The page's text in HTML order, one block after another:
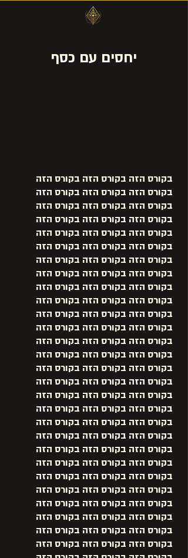
יחסים עם כסף
בקורס הזה בקורס הזה בקורס הזה
בקורס הזה בקורס הזה בקורס הזה
בקורס הזה בקורס הזה בקורס הזה
בקורס הזה בקורס הזה בקורס הזה
בקורס הזה בקורס הזה בקורס הזה
בקורס הזה בקורס הזה בקורס הזה
בקורס הזה בקורס הזה בקורס הזה
בקורס הזה בקורס הזה בקורס הזה
בקורס הזה בקורס הזה בקורס הזה
בקורס הזה בקורס הזה בקורס הזה
בקורס הזה בקורס הזה בקורס הזה
בקורס הזה בקורס הזה בקורס הזה
בקורס הזה בקורס הזה בקורס הזה
בקורס הזה בקורס הזה בקורס הזה
בקורס הזה בקורס הזה בקורס הזה
בקורס הזה בקורס הזה בקורס הזה
בקורס הזה בקורס הזה בקורס הזה
בקורס הזה בקורס הזה בקורס הזה
בקורס הזה בקורס הזה בקורס הזה
בקורס הזה בקורס הזה בקורס הזה
בקורס הזה בקורס הזה בקורס הזה
בקורס הזה בקורס הזה בקורס הזה
בקורס הזה בקורס הזה בקורס הזה
בקורס הזה בקורס הזה בקורס הזה
בקורס הזה בקורס הזה בקורס הזה
בקורס הזה בקורס הזה בקורס הזה
בקורס הזה בקורס הזה בקורס הזה
בקורס הזה בקורס הזה בקורס הזה